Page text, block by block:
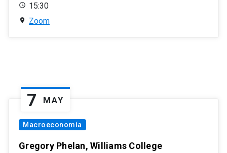
15:30
Zoom
7 MAY
Macroeconomía
Gregory Phelan, Williams College